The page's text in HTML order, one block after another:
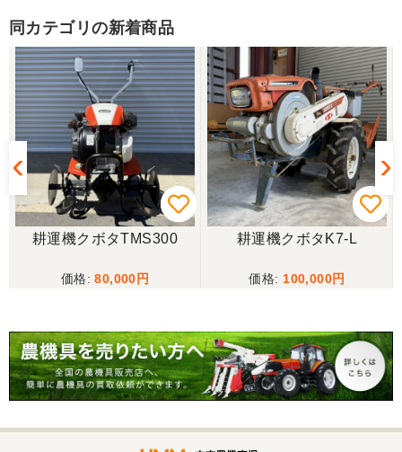
うございました。
山梨県／じん
整備された中古のバインダーを探していて、金額も
だいたい予算内だったのですぐに決めました！ それ
から陸送が可能という所も大きな決め手で、良い買
い物が出来たと非常に満足しております。
山梨県／今井基史
だ、メールに記載の配達の受け取りについてタイム
ラグがあり少しとまどいましたので、星をひとつの
山梨県／
迅速丁寧にご対応くださいました。この度はありが
同カテゴリの新着商品
耕運機クボタTMS300
80,000
耕運機クボタK7-L
100,000